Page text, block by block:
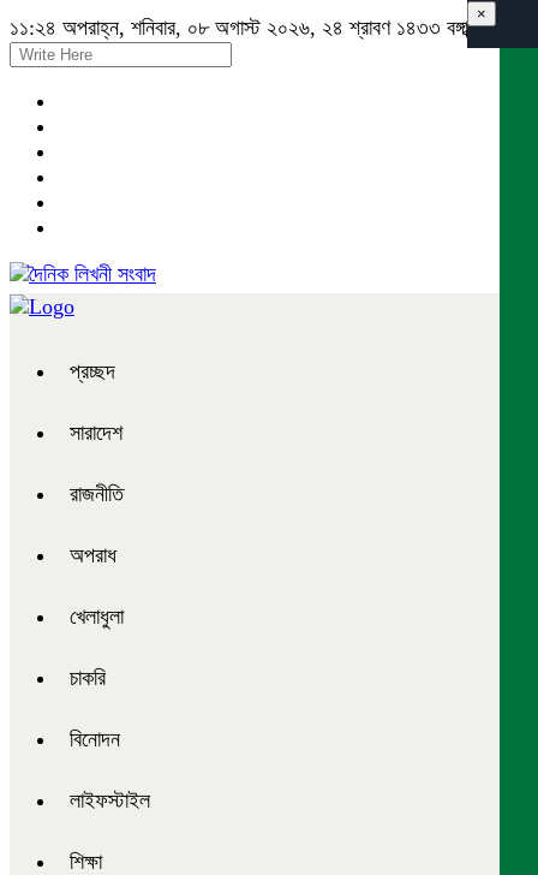
১১:২৪ অপরাহ্ন, শনিবার, ০৮ অগাস্ট ২০২৬, ২৪ শ্রাবণ ১৪৩৩ বঙ্গাব্দ
প্রচ্ছদ
সারাদেশ
রাজনীতি
অপরাধ
খেলাধুলা
চাকরি
বিনোদন
লাইফস্টাইল
শিক্ষা
×